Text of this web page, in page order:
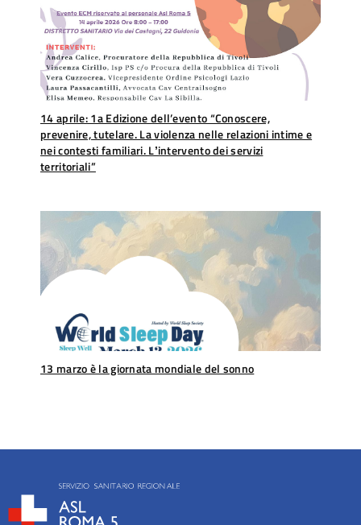
14 aprile: 1a Edizione dell’evento “Conoscere,
prevenire, tutelare. La violenza nelle relazioni intime e
nei contesti familiari. Lʼintervento dei servizi
territoriali”
13 marzo è la giornata mondiale del sonno